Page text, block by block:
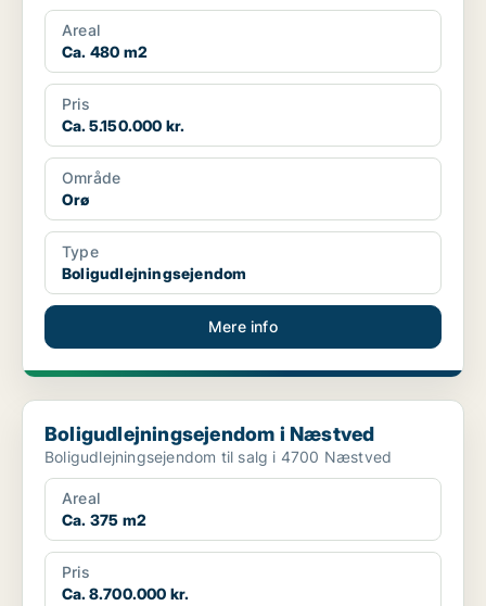
Areal
Ca. 480 m2
Pris
Ca. 5.150.000 kr.
Område
Orø
Type
Boligudlejningsejendom
Mere info
Boligudlejningsejendom i Næstved
Boligudlejningsejendom i Næstved
Boligudlejningsejendom til salg i 4700 Næstved
Areal
Ca. 375 m2
Pris
Ca. 8.700.000 kr.